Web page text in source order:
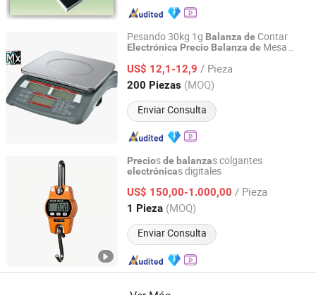
Pesando 30kg 1g Balanza de Contar
Electrónica Precio Balanza de Mesa
US$ 12,1-12,9 / Pieza
200 Piezas (MOQ)
Enviar Consulta
Zhejiang Mengxuan Electronic Co., Ltd.
Zhejiang, China Desde 2020
Preciosde balanzas colgantes
electrónicas digitales
US$ 150,00-1.000,00 / Pieza
1 Pieza (MOQ)
Enviar Consulta
Quanzhou Wanggong Electronic Scale Co., Ltd.
Fujian, China Desde 2016